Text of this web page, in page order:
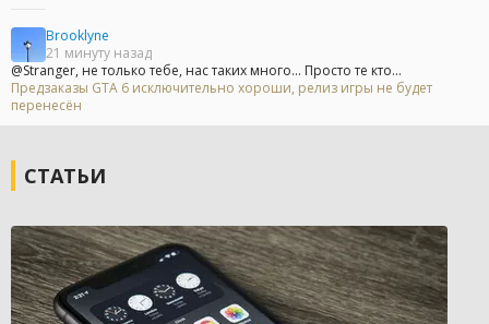
Brooklyne
21 минуту назад
@Stranger, не только тебе, нас таких много... Просто те кто...
Предзаказы GTA 6 исключительно хороши, релиз игры не будет
перенесён
СТАТЬИ